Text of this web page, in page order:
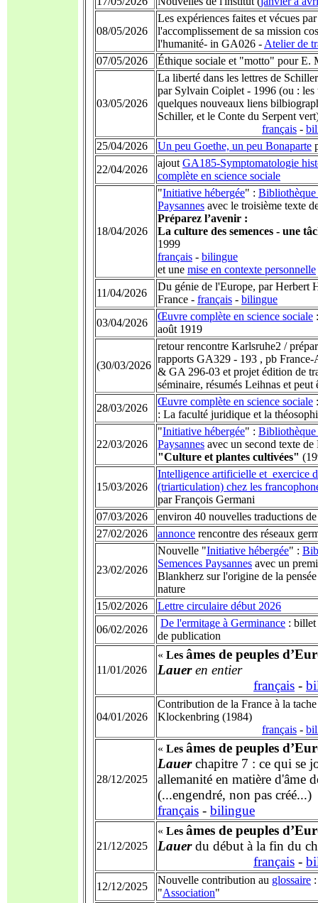
08/05/2026
Les expériences faites et vécues
l'accomplissement de sa mission
l'humanité- in GA026 - Atelier de
07/05/2026
Éthique sociale et "motto" pour E.
03/05/2026
La liberté dans les lettres de
par Sylvain Coiplet - 1996 (ou : les
quelques nouveaux liens
Schiller, et le Conte du Serpent
français -
25/04/2026
Un peu Goethe, un peu Bonaparte
22/04/2026
ajout GA185-Symptomatologie
complète en science sociale
18/04/2026
"Initiative hébergée" : Bibliothèque
Paysannes avec le troisième texte
Préparez l’avenir :
La culture des semences - une
1999
français - bilingue
et une mise en contexte personnelle
11/04/2026
Du génie de l'Europe, par Herbert
France - français - bilingue
03/04/2026
Œuvre complète en science sociale
août 1919
(30/03/2026
retour rencontre Karlsruhe2 /
rapports GA329 - 193 , pb France-
& GA 296-03 et projet édition de
séminaire, résumés Leihnas et
28/03/2026
Œuvre complète en science sociale
: La faculté juridique et la
22/03/2026
"Initiative hébergée" : Bibliothèque
Paysannes avec un second texte
"Culture et plantes cultivées"
15/03/2026
Intelligence artificielle et exercice
(triarticulation) chez les
par François Germani
07/03/2026
environ 40 nouvelles traductions
27/02/2026
annonce rencontre des réseaux
23/02/2026
Nouvelle "Initiative hébergée" :
Semences Paysannes avec un
Blankherz sur l'origine de la
nature
15/02/2026
Lettre circulaire début 2026
06/02/2026
De l'ermitage à Germinance : billet
de publication
11/01/2026
« Les âmes de peuples
Laueren entier
français -
04/01/2026
Contribution de la France à la
Klockenbring (1984)
français -
28/12/2025
« Les âmes de peuples
Lauerchapitre 7 : ce qui se
allemanité en matière d'âme
(...engendré, non pas créé...)
français - bilingue
21/12/2025
« Les âmes de peuples
Lauerdu début à la fin du
français -
12/12/2025
Nouvelle contribution au glossaire
"Association"